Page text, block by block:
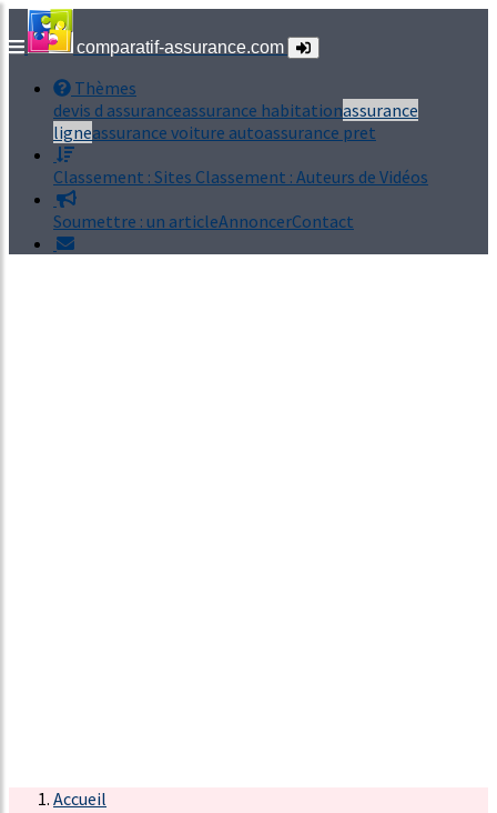
comparatif-assurance.com
Thèmes
devis d assuranceassurance habitationassurance
ligneassurance voiture autoassurance pret
Classement : Sites Classement : Auteurs de Vidéos
Soumettre : un articleAnnoncerContact
Accueil